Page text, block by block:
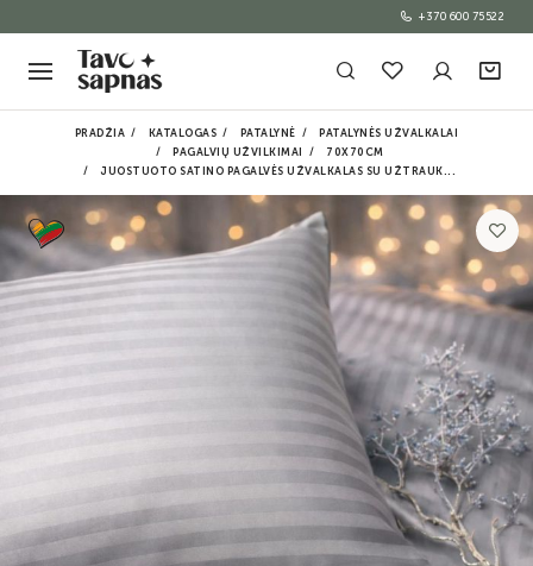
+370 600 75522
PRADŽIA KATALOGAS PATALYNĖ
PATALYNĖS UŽVALKALAI
PAGALVIŲ UŽVILKIMAI
70X70CM
JUOSTUOTO SATINO PAGALVĖS UŽVALKALAS SU UŽTRAUK...